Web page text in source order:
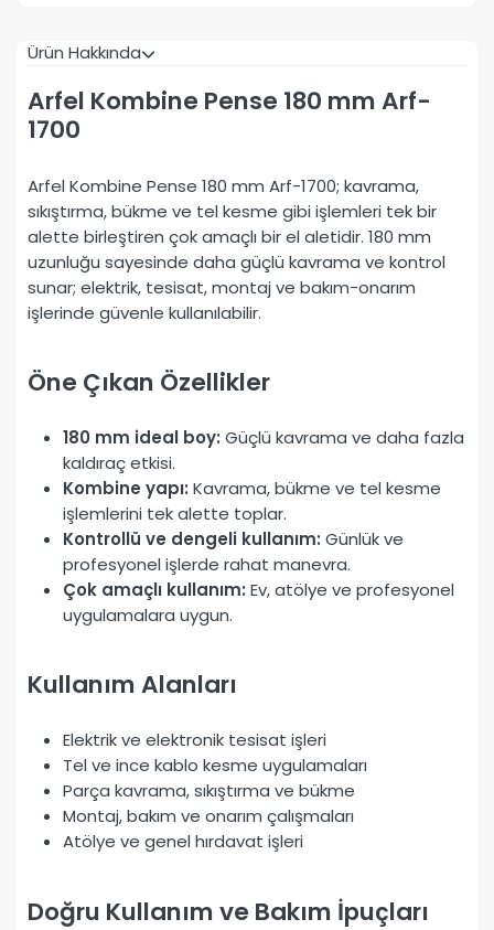
Ürün Hakkında
Arfel Kombine Pense 180 mm Arf-
1700
Arfel Kombine Pense 180 mm Arf-1700; kavrama,
sıkıştırma, bükme ve tel kesme gibi işlemleri tek bir
alette birleştiren çok amaçlı bir el aletidir. 180 mm
uzunluğu sayesinde daha güçlü kavrama ve kontrol
sunar; elektrik, tesisat, montaj ve bakım-onarım
işlerinde güvenle kullanılabilir.
Öne Çıkan Özellikler
180 mm ideal boy: Güçlü kavrama ve daha fazla
kaldıraç etkisi.
Kombine yapı: Kavrama, bükme ve tel kesme
işlemlerini tek alette toplar.
Kontrollü ve dengeli kullanım: Günlük ve
profesyonel işlerde rahat manevra.
Çok amaçlı kullanım: Ev, atölye ve profesyonel
uygulamalara uygun.
Kullanım Alanları
Elektrik ve elektronik tesisat işleri
Tel ve ince kablo kesme uygulamaları
Parça kavrama, sıkıştırma ve bükme
Montaj, bakım ve onarım çalışmaları
Atölye ve genel hırdavat işleri
Doğru Kullanım ve Bakım İpuçları